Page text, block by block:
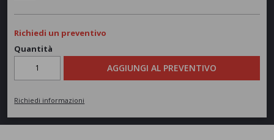
Richiedi un preventivo
Quantità
AGGIUNGI AL PREVENTIVO
Richiedi informazioni